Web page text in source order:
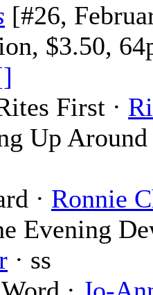
[#26,
$3.50,
First ·
Up
· Ronnie
Evening
· ss